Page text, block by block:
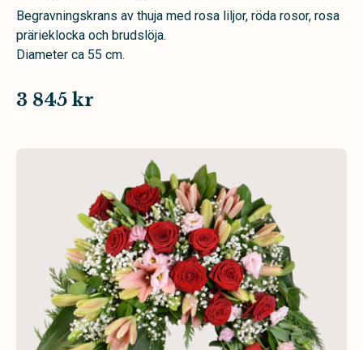
Begravningskrans av thuja med rosa liljor, röda rosor, rosa
prärieklocka och brudslöja.
Diameter ca 55 cm.
3 845 kr